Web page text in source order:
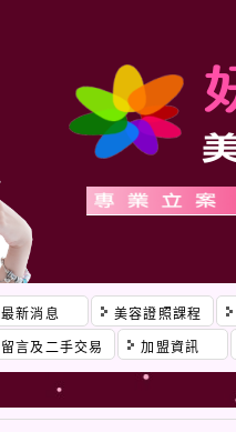
最新消息 美容證照課程
留言及二手交易 加盟資訊